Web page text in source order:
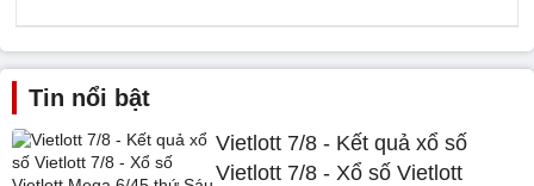
Tin nổi bật
Vietlott 7/8 - Kết quả xổ số
Vietlott 7/8 - Xổ số Vietlott